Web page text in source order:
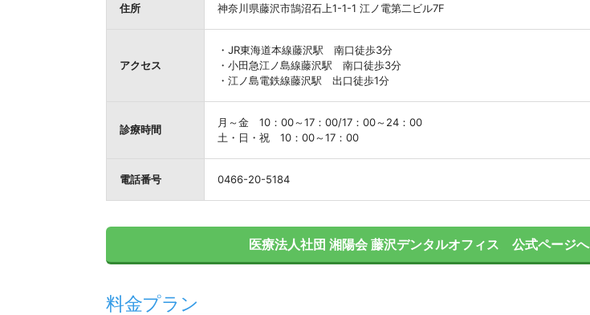
住所 神奈川県藤沢市鵠沼石上1-1-1 江ノ電第二ビル7F
アクセス
・JR東海道本線藤沢駅 南口徒歩3分
・小田急江ノ島線藤沢駅 南口徒歩3分
・江ノ島電鉄線藤沢駅 出口徒歩1分
診療時間
月～金 10：00～17：00/17：00～24：00
土・日・祝 10：00～17：00
電話番号 0466-20-5184
医療法人社団 湘陽会 藤沢デンタルオフィス 公式ページへ
料金プラン